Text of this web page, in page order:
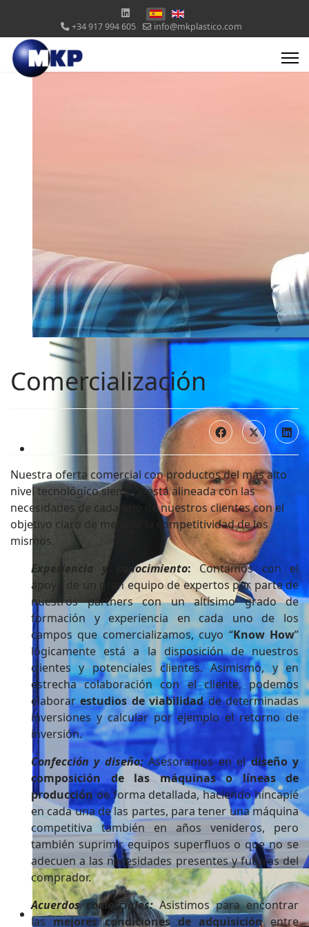
+34 917 994 605 info@mkplastico.com
Trabajar para un futuro mejor ☘️
Siempre positivos
Comercialización
Nuestra oferta comercial con productos del más alto
nivel tecnológico siempre está alineada con las
necesidades de cada uno de nuestros clientes con el
objetivo claro de mejorar la competitividad de los
mismos.
Experiencia y conocimiento: Contamos con el
apoyo de un gran equipo de expertos por parte de
nuestros partners con un altísimo grado de
formación y experiencia en cada uno de los
campos que comercializamos, cuyo “Know How”
lógicamente está a la disposición de nuestros
clientes y potenciales clientes. Asimismo, y en
estrecha colaboración con el cliente, podemos
elaborarestudios de viabilidadde determinadas
inversiones y calcular por ejemplo el retorno de
inversión.
Confección y diseño:Asesoramos en eldiseño y
composición de las máquinas o líneas de
producciónde forma detallada, haciendo hincapié
en cada una de las partes, para tener una máquina
competitiva también en años venideros, pero
también suprimir equipos superfluos o que no se
adecuen a las necesidades presentes y futuras del
comprador.
Acuerdos comerciales:Asistimos para encontrar
lasmejores condiciones de adquisiciónentre